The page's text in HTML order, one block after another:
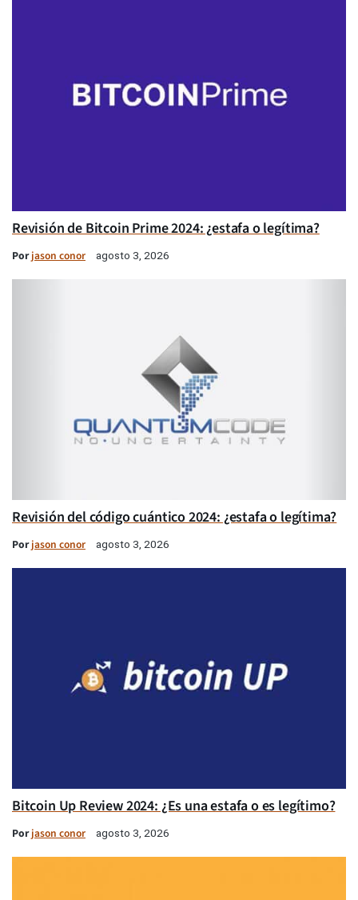
Revisión de Bitcoin Prime 2024: ¿estafa o legítima?
Porjason conor agosto 3, 2026
Revisión del código cuántico 2024: ¿estafa o legítima?
Porjason conor agosto 3, 2026
Bitcoin Up Review 2024: ¿Es una estafa o es legítimo?
Porjason conor agosto 3, 2026